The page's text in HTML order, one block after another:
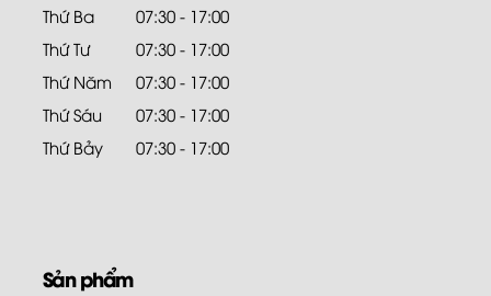
Thứ Ba
07:30 - 17:00
Thứ Tư
07:30 - 17:00
Thứ Năm
07:30 - 17:00
Thứ Sáu
07:30 - 17:00
Thứ Bảy
07:30 - 17:00
Sản phẩm